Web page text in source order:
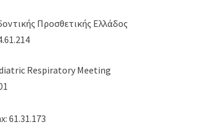
Προσθετικής Ελλάδος
Respiratory Meeting
61.31.173